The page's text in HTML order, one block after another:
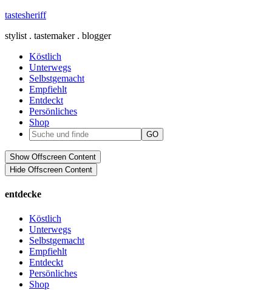
tastesheriff
stylist . tastemaker . blogger
Köstlich
Unterwegs
Selbstgemacht
Empfiehlt
Entdeckt
Persönliches
Shop
Show Offscreen Content
Hide Offscreen Content
entdecke
Köstlich
Unterwegs
Selbstgemacht
Empfiehlt
Entdeckt
Persönliches
Shop